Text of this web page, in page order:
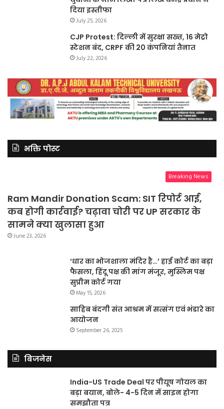
दिया इस्तीफा
July 25, 2026
CJP Protest: दिल्ली में सुरक्षा सख्त, 16 मेट्रो
स्टेशन बंद, CRPF की 20 कंपनियां तैनात
July 22, 2026
भक्ति पोस्ट
Breaking News
Ram Mandir Donation Scam: SIT रिपोर्ट आई,
कब होगी कार्रवाई? चढ़ावा चोरी पर UP सरकार के
सामने क्या खुलासा हुआ
June 23, 2026
‘धार का भोजशाला मंदिर है…’ हाई कोर्ट का बड़ा
फैसला, हिंदू पक्ष की मांग मंजूर, मुस्लिम पक्ष
सुप्रीम कोर्ट गया
May 15, 2026
साहिब बंदगी संत आश्रम में सत्संग एवं भंडारे का
आयोजन
September 26, 2025
बिजनेस
India-US Trade Deal पर पीयूष गोयल का
बड़ा बयान, बोले- 4-5 दिन में साइन होगा
समझौता पत्र